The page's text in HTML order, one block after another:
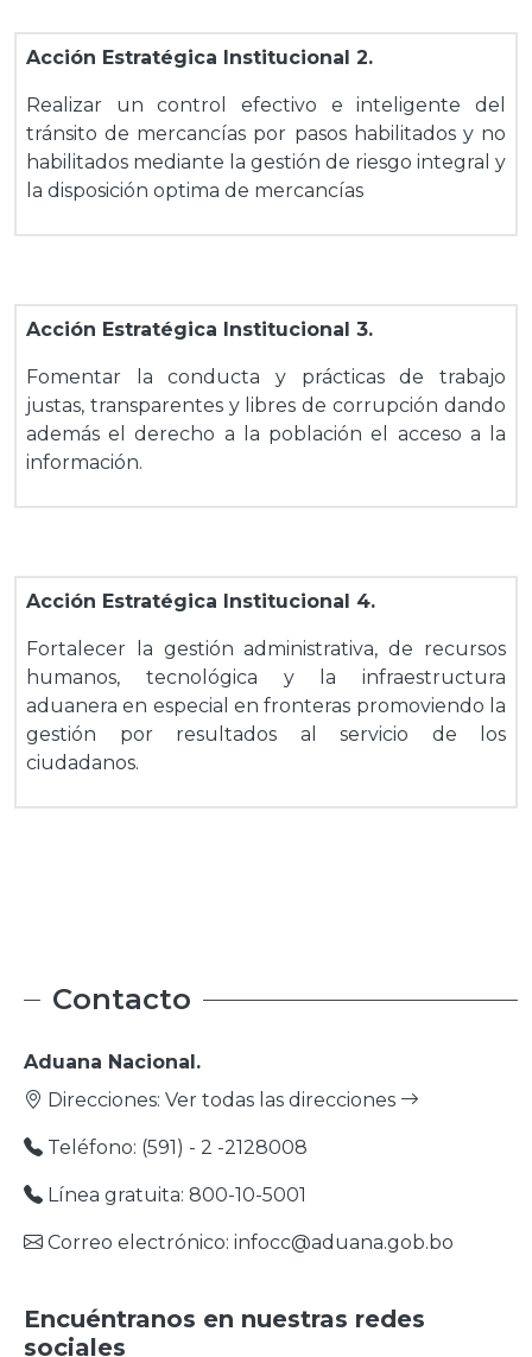
Acción Estratégica Institucional 2.
Realizar un control efectivo e inteligente del
tránsito de mercancías por pasos habilitados y no
habilitados mediante la gestión de riesgo integral y
la disposición optima de mercancías
Acción Estratégica Institucional 3.
Fomentar la conducta y prácticas de trabajo
justas, transparentes y libres de corrupción dando
además el derecho a la población el acceso a la
información.
Acción Estratégica Institucional 4.
Fortalecer la gestión administrativa, de recursos
humanos, tecnológica y la infraestructura
aduanera en especial en fronteras promoviendo la
gestión por resultados al servicio de los
ciudadanos.
Contacto
Aduana Nacional.
Direcciones: Ver todas las direcciones
Teléfono: (591) - 2 -2128008
Línea gratuita: 800-10-5001
Correo electrónico: infocc@aduana.gob.bo
Encuéntranos en nuestras redes
sociales